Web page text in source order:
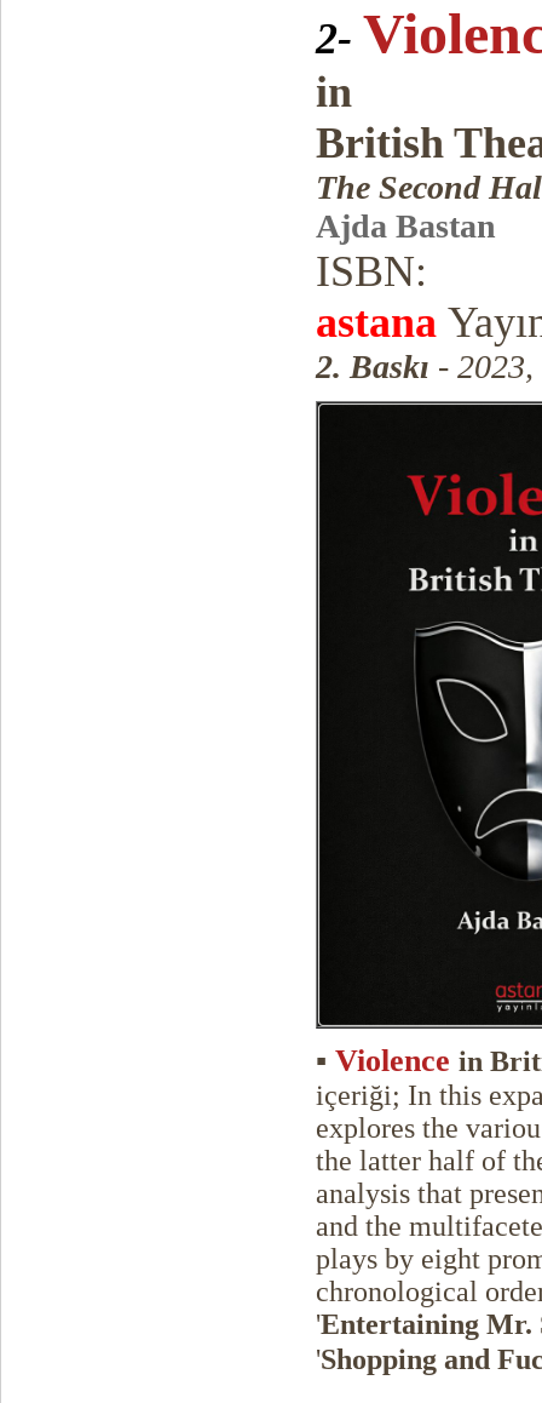
2-
in
British
The Second
Ajda Bastan
ISBN:
astana
2. Baskı - 2023,
▪ Violence in
içeriği; In this
explores the
the latter half of
analysis that
and the
plays by eight
chronological
'Entertaining Mr.
'Shopping and